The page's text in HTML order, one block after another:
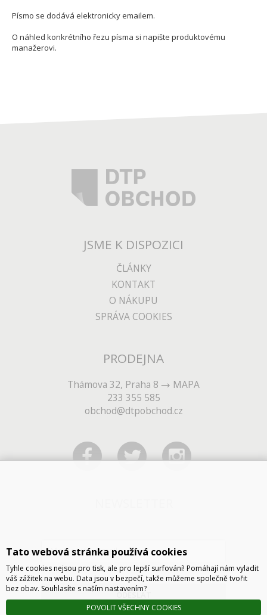
Písmo se dodává elektronicky emailem.
O náhled konkrétního řezu písma si napište produktovému
manažerovi.
JSME K DISPOZICI
ČLÁNKY
KONTAKT
O NÁKUPU
SPRÁVA COOKIES
PRODEJNA
Thámova 32, Praha 8
MAPA
233 355 585
obchod@dtpobchod.cz
ODESLAT
Tato webová stránka používá cookies
Tyhle cookies nejsou pro tisk, ale pro lepší surfování! Pomáhají nám vyladit
váš zážitek na webu. Data jsou v bezpečí, takže můžeme společně tvořit
bez obav. Souhlasíte s naším nastavením?
POVOLIT VŠECHNY COOKIES